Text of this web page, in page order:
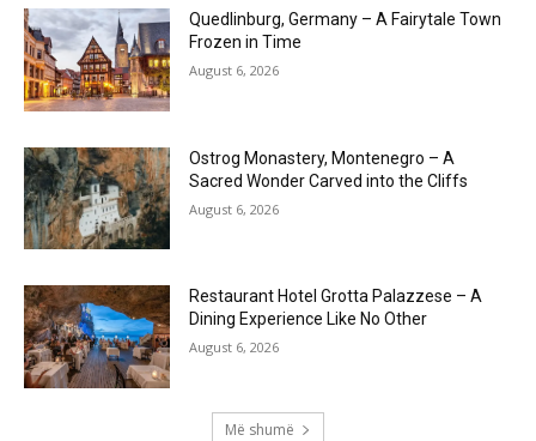
Quedlinburg, Germany – A Fairytale Town
Frozen in Time
August 6, 2026
Ostrog Monastery, Montenegro – A
Sacred Wonder Carved into the Cliffs
August 6, 2026
Restaurant Hotel Grotta Palazzese – A
Dining Experience Like No Other
August 6, 2026
Më shumë